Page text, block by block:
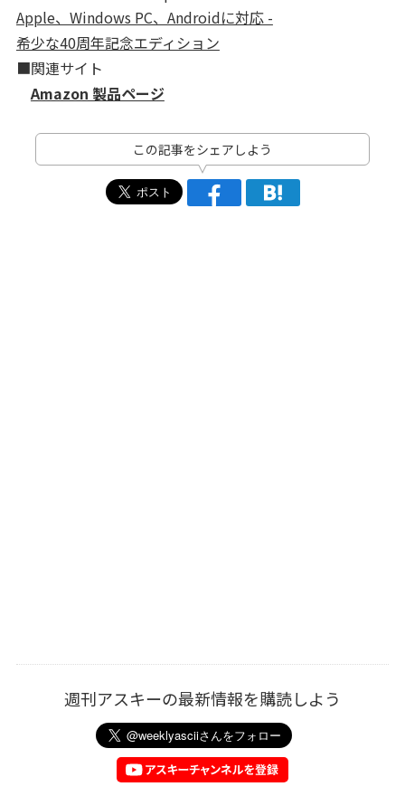
Apple、Windows PC、Androidに対応 -
希少な40周年記念エディション
■関連サイト
Amazon 製品ページ
この記事をシェアしよう
週刊アスキーの最新情報を購読しよう